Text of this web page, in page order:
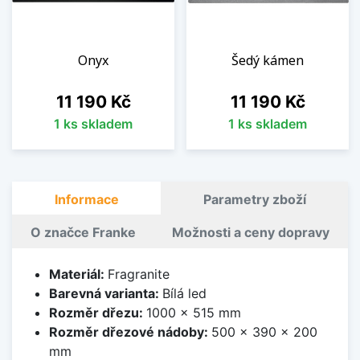
Onyx
Cena
11 190 Kč
1 ks skladem
Šedý kámen
Cena
11 190 Kč
1 ks skladem
Informace Parametry zboží
O značce Franke Možnosti a ceny dopravy
Materiál: Fragranite
Barevná varianta: Bílá led
Rozměr dřezu: 1000 x 515 mm
Rozměr dřezové nádoby: 500 x 390 x 200
mm